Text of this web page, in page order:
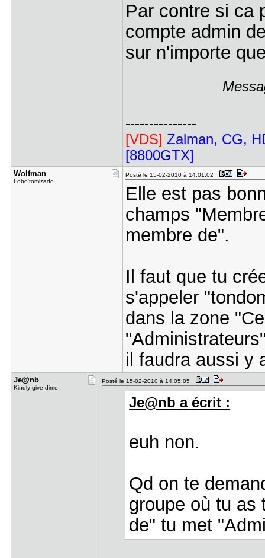
Par contre si ca
compte admin
sur n'importe
---------------
[VDS] Zalman, CG,
[8800GTX]
Wolfman
Lobo'tomizado
Posté le 15-02-2010 à 14:01:02
Elle est pas
champs
membre de".
Il faut que tu
s'appeler
dans la zone
il faudra aussi y
Je@nb
Kindly give dime
Posté le 15-02-2010 à 14:05:05
Je@nb a écrit :
euh non.
Qd on te
groupe où tu as
de" tu met